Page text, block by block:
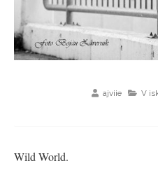
ajviie V
Wild World.